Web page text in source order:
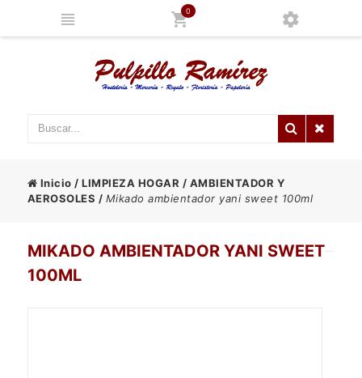
0
Inicio /LIMPIEZA HOGAR / AMBIENTADOR Y
AEROSOLES / Mikado ambientador yani sweet 100ml
MIKADO AMBIENTADOR YANI SWEET
100ML